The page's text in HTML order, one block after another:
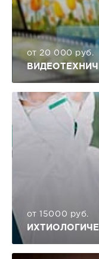
от 20 000 руб.
от 15000 руб.